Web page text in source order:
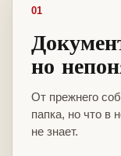
01
но
От прежнего
папка, но что в
не знает.